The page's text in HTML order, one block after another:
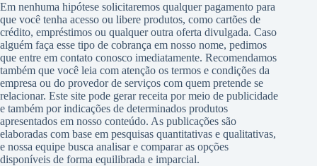
Em nenhuma hipótese solicitaremos qualquer pagamento para
que você tenha acesso ou libere produtos, como cartões de
crédito, empréstimos ou qualquer outra oferta divulgada. Caso
alguém faça esse tipo de cobrança em nosso nome, pedimos
que entre em contato conosco imediatamente. Recomendamos
também que você leia com atenção os termos e condições da
empresa ou do provedor de serviços com quem pretende se
relacionar. Este site pode gerar receita por meio de publicidade
e também por indicações de determinados produtos
apresentados em nosso conteúdo. As publicações são
elaboradas com base em pesquisas quantitativas e qualitativas,
e nossa equipe busca analisar e comparar as opções
disponíveis de forma equilibrada e imparcial.